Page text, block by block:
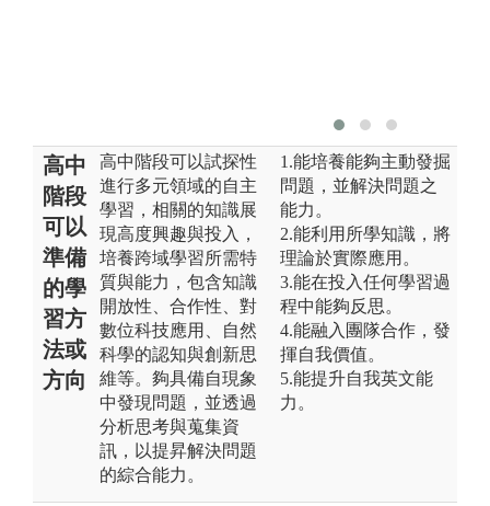
高中
階段
可以
準備
的學
習方
法或
方向
高中階段可以試探性
進行多元領域的自主
學習，相關的知識展
現高度興趣與投入，
培養跨域學習所需特
質與能力，包含知識
開放性、合作性、對
數位科技應用、自然
科學的認知與創新思
維等。夠具備自現象
中發現問題，並透過
分析思考與蒐集資
訊，以提昇解決問題
的綜合能力。
1.能培養能夠主動發掘
問題，並解決問題之
能力。
2.能利用所學知識，將
理論於實際應用。
3.能在投入任何學習過
程中能夠反思。
4.能融入團隊合作，發
揮自我價值。
5.能提升自我英文能
力。